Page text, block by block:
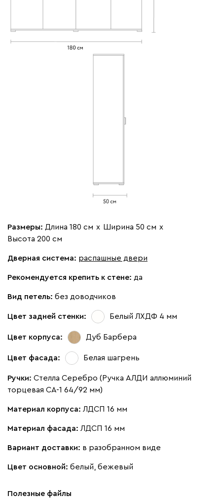
с доводчиками
Размеры: Длина 180 см х Ширина 50 см х
Высота 200 см
Дверная система: распашные двери
Рекомендуется крепить к стене: да
Вид петель: без доводчиков
Цвет задней стенки: Белый ЛХДФ 4 мм
Цвет корпуса: Дуб Барбера
Цвет фасада: Белая шагрень
Ручки: Стелла Серебро (Ручка АЛДИ аллюминий
торцевая CA-1 64/92 мм)
Материал корпуса: ЛДСП 16 мм
Материал фасада: ЛДСП 16 мм
Вариант доставки: в разобранном виде
Цвет основной: белый, бежевый
Полезные файлы